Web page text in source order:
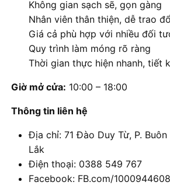
Không gian sạch sẽ, gọn gàng
Nhân viên thân thiện, dễ trao
Giá cả phù hợp với nhiều đối
Quy trình làm móng rõ ràng
Thời gian thực hiện nhanh, tiết
Giờ mở cửa: 10:00 – 18:00
Thông tin liên hệ
Địa chỉ: 71 Đào Duy Từ, P.
Lắk
Điện thoại: 0388 549 767
Facebook: FB.com/